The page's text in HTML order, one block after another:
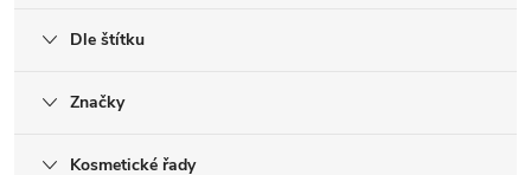
Dle štítku
Značky
Kosmetické řady